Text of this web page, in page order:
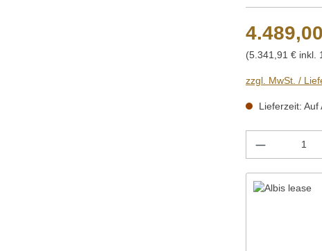
(5.341,91 € inkl.
zzgl. MwSt. /
Lieferzeit: Auf
Produkt